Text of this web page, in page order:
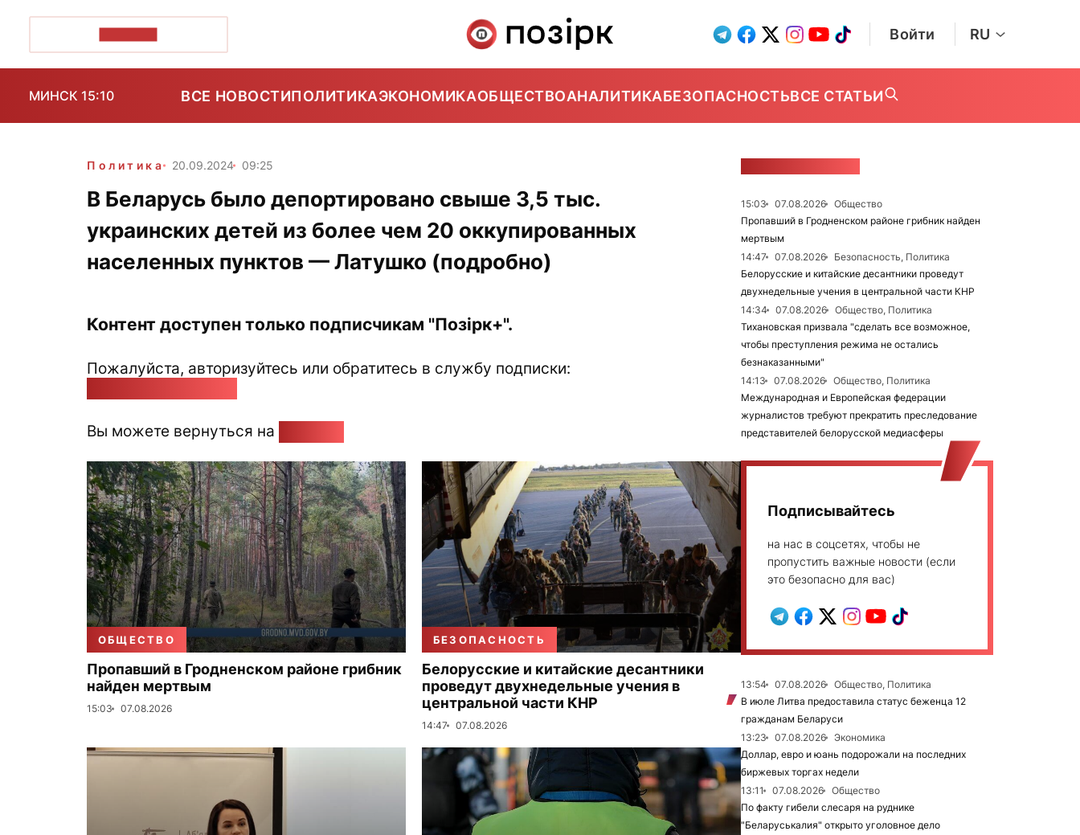
Войти RU
МИНСК 15:10 ВСЕ НОВОСТИПОЛИТИКАЭКОНОМИКАОБЩЕСТВОАНАЛИТИКАБЕЗОПАСНОСТЬВСЕ СТАТЬИ
Политика 20.09.2024 09:25
В Беларусь было депортировано свыше 3,5 тыс.
украинских детей из более чем 20 оккупированных
населенных пунктов — Латушко (подробно)
Контент доступен только подписчикам "Позірк+".
Пожалуйста, авторизуйтесь или обратитесь в службу подписки:
Вы можете вернуться на
ОБЩЕСТВО
Пропавший в Гродненском районе грибник
найден мертвым
15:03 07.08.2026
БЕЗОПАСНОСТЬ
Белорусские и китайские десантники
проведут двухнедельные учения в
центральной части КНР
14:47 07.08.2026
15:03 07.08.2026
Общество
Пропавший в Гродненском районе грибник найден
мертвым
14:47
07.08.2026
Безопасность, Политика
Белорусские и китайские десантники проведут
двухнедельные учения в центральной части КНР
14:34
07.08.2026
Общество, Политика
Тихановская призвала "сделать все возможное,
чтобы преступления режима не остались
безнаказанными"
14:13
07.08.2026
Общество, Политика
Международная и Европейская федерации
журналистов требуют прекратить преследование
представителей белорусской медиасферы
Подписывайтесь
на нас в соцсетях, чтобы не
пропустить важные новости (если
это безопасно для вас)
13:54 07.08.2026
Общество, Политика
В июле Литва предоставила статус беженца 12
гражданам Беларуси
13:23
07.08.2026
Экономика
Доллар, евро и юань подорожали на последних
биржевых торгах недели
13:11
07.08.2026
Общество
По факту гибели слесаря на руднике
"Беларуськалия" открыто уголовное дело